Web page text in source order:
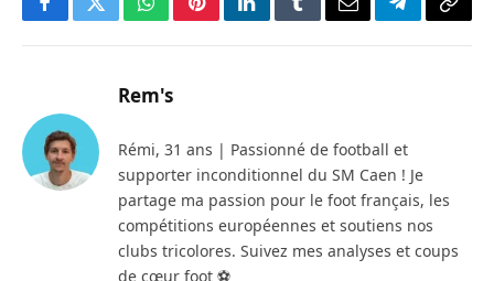
FacebookTwitterWhatsAppPinterestLinkedInTumblrEmailTelegram
Copy
Rem's
Rémi, 31 ans | Passionné de football et
supporter inconditionnel du SM Caen ! Je
partage ma passion pour le foot français, les
compétitions européennes et soutiens nos
clubs tricolores. Suivez mes analyses et coups
de cœur foot ⚽